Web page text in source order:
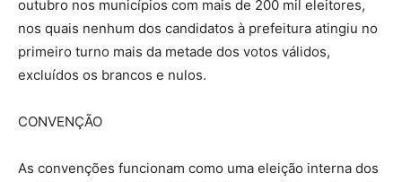
outubro nos municípios com mais de 200 mil eleitores,
nos quais nenhum dos candidatos à prefeitura atingiu no
primeiro turno mais da metade dos votos válidos,
excluídos os brancos e nulos.
CONVENÇÃO
As convenções funcionam como uma eleição interna dos